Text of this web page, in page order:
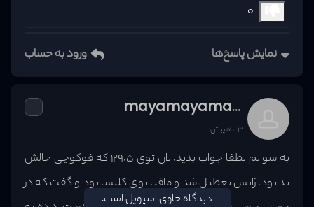
0
نمایش پاسخ‌ها ورود به حساب
mayamayamayamaya
3 ماه پیش
...
دیدگاه حاوی اسپویل است.
به سوالم لطفا جواب بدید.الان توی 129.5 که فوکوچی حالش
بد بود.اژانس تعطیل شد و مافیا توی کلیسا بود و گفت که در